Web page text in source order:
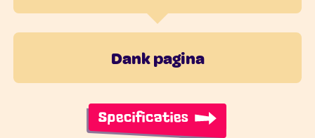
Dank pagina
Specificaties